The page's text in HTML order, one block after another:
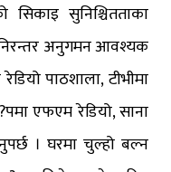
सिकाइ सुनिश्चितताका
निरन्तर अनुगमन आवश्यक
पाठशाला, टीभीमा
एफएम रेडियो, साना
। घरमा चुल्हो बल्न